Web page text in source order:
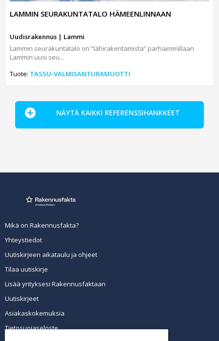
LAMMIN SEURAKUNTATALO HÄMEENLINNAAN
Uudisrakennus | Lammi
Lammin seurakuntatalo on ”lähirakentamista” parhaimmillaan
Lammin uusi seu...
Tuote: TASSU-VALMISANTURAMUOTTI
NÄYTÄ KAIKKI REFERENSSIHANKKEET
Mikä on Rakennusfakta?
Yhteystiedot
Uutiskirjeen aikataulu ja ohjeet
Tilaa uutiskirje
Lisää yrityksesi Rakennusfaktaan
Uutiskirjeet
Asiakaskokemuksia
Tietosuojaseloste